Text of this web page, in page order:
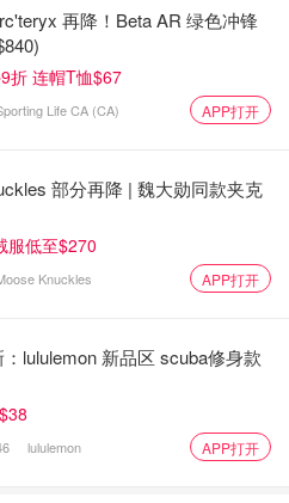
。
是二战之后布雷顿森林体系的
始走上坡路，经济越来越好，
界储备货币，纽约也成了世界
再降！Beta AR 绿色冲锋
折 连帽T恤$67
Life CA (CA) APP打开
部分再降 | 魏大勋同款夹克
服低至$270
Knuckles APP打开
lululemon 新品区 scuba修身款
lululemon APP打开